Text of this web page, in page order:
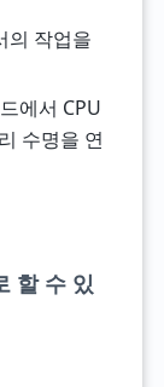
의 작업을
에서 CPU
수명을 연
할 수 있